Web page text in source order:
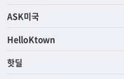
ASK미국
HelloKtown
핫딜